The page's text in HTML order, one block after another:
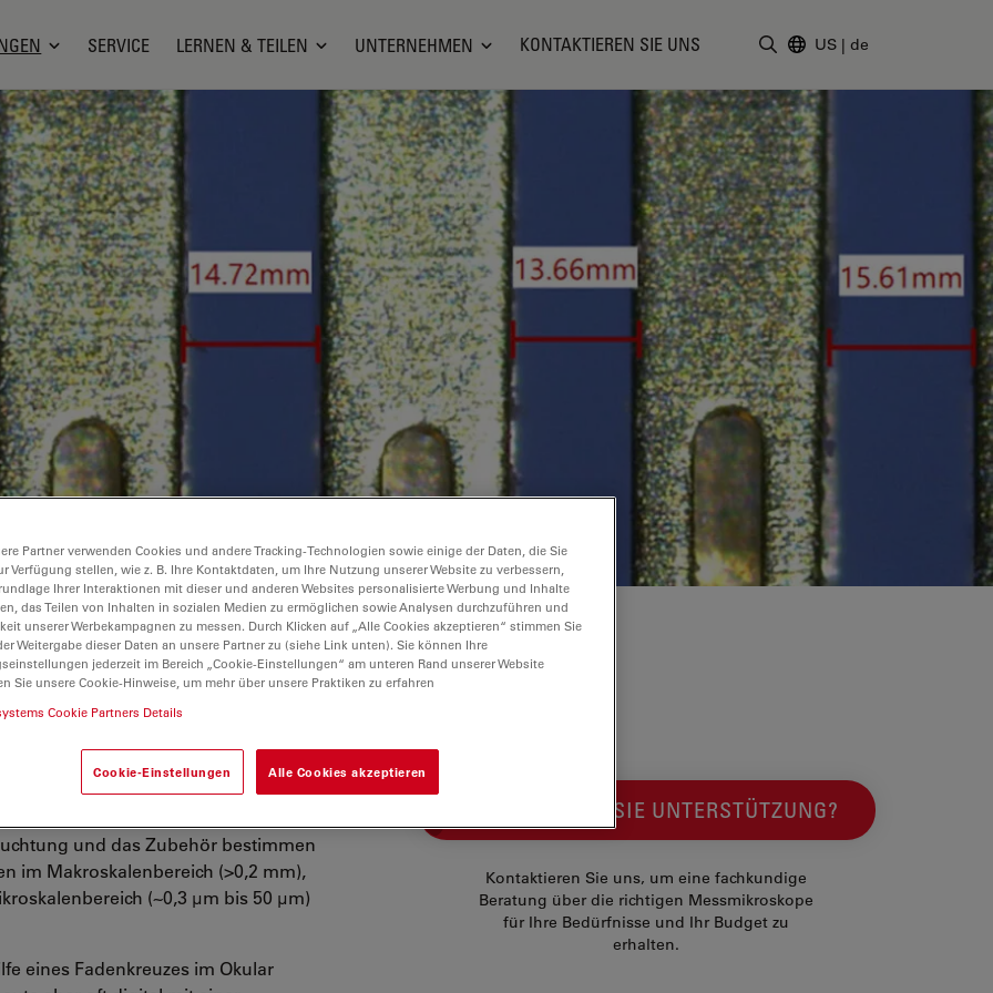
SERVICE LERNEN & TEILEN UNTERNEHMEN KONTAKTIEREN SIE UNS US | de
der Abmessungen von
Qualitätskontrolle (QC),
und Entwicklung (R&D).
und das Zubehör bestimmen
im Makroskalenbereich (>0,2 mm),
(~0,3 µm bis 50 µm)
eines Fadenkreuzes im Okular
WÜNSCHEN SIE UNTERSTÜTZUNG?
Kontaktieren Sie uns, um eine fachkundige
Beratung über die richtigen Messmikroskope
für Ihre Bedürfnisse und Ihr Budget zu
erhalten.
Partner verwenden Cookies und andere Tracking-Technologien sowie einige der Daten, die Sie
Verfügung stellen, wie z. B. Ihre Kontaktdaten, um Ihre Nutzung unserer Website zu verbessern,
Ihrer Interaktionen mit dieser und anderen Websites personalisierte Werbung und Inhalte
das Teilen von Inhalten in sozialen Medien zu ermöglichen sowie Analysen durchzuführen und
unserer Werbekampagnen zu messen. Durch Klicken auf „Alle Cookies akzeptieren“ stimmen Sie
Weitergabe dieser Daten an unsere Partner zu (siehe Link unten). Sie können Ihre
jederzeit im Bereich „Cookie-Einstellungen“ am unteren Rand unserer Website
Sie unsere Cookie-Hinweise, um mehr über unsere Praktiken zu erfahren
Cookie Partners Details
Cookie-Einstellungen Alle Cookies akzeptieren